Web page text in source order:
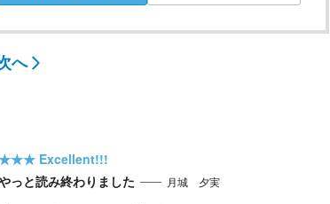
へ
Excellent!!!
っと読み終わりました
月城 夕実